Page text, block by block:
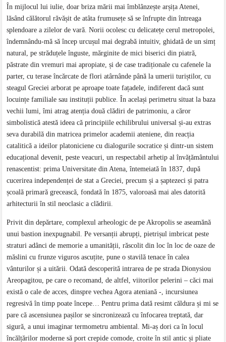
În mijlocul lui iulie, doar briza mării mai îmblânzește arșița Atenei,
lăsând călătorul răvășit de atâta frumusețe să se înfrupte din întreaga
splendoare a zilelor de vară. Norii ocolesc cu delicatețe cerul metropolei,
îndemnându-mă să încep urcușul mai degrabă intuitiv, ghidată de un simț
natural, pe străduțele înguste, mărginite de mici biserici din piatră,
păstrate din vremuri mai apropiate, și de case tradiționale cu cafenele la
parter, cu terase încărcate de flori atârnânde până la umerii turiștilor, cu
steagul Greciei arborat pe aproape toate fațadele, indiferent dacă sunt
locuințe familiale sau instituții publice. În același perimetru situat la baza
vechii lumi, îmi atrag atenția două clădiri de patrimoniu, a căror
simbolistică atestă ideea că principiile echilibrului universal și-au extras
seva durabilă din matricea primelor academii ateniene, din reacția
catalitică a ideilor platoniciene cu dialogurile socratice și dintr-un sistem
educațional devenit, peste veacuri, un respectabil arhetip al învățământului
renascentist: prima Universitate din Atena, întemeiată în 1837, după
cucerirea independenței de stat a Greciei, precum și a șaptezeci și patra
școală primară grecească, fondată în 1875, valoroasă mai ales datorită
arhitecturii în stil neoclasic a clădirii.
Privit din depărtare, complexul arheologic de pe Akropolis se aseamănă
unui bastion inexpugnabil. Pe versanții abrupți, pietrișul imbricat peste
straturi adânci de memorie a umanității, răscolit din loc în loc de oaze de
măslini cu frunze viguros ascuțite, pune o stavilă tenace în calea
vânturilor și a uitării. Odată descoperită intrarea de pe strada Dionysiou
Areopagitou, pe care o recomand, de altfel, viitorilor pelerini – căci mai
există o cale de acces, dinspre vechea Agora ateniană -, incursiunea
regresivă în timp poate începe… Pentru prima dată resimt căldura și mi se
pare că ascensiunea pașilor se sincronizează cu înfocarea treptată, dar
sigură, a unui imaginar termometru ambiental. Mi-aș dori ca în locul
încălțărilor moderne să port crepide comode, croite în stil antic și pliate